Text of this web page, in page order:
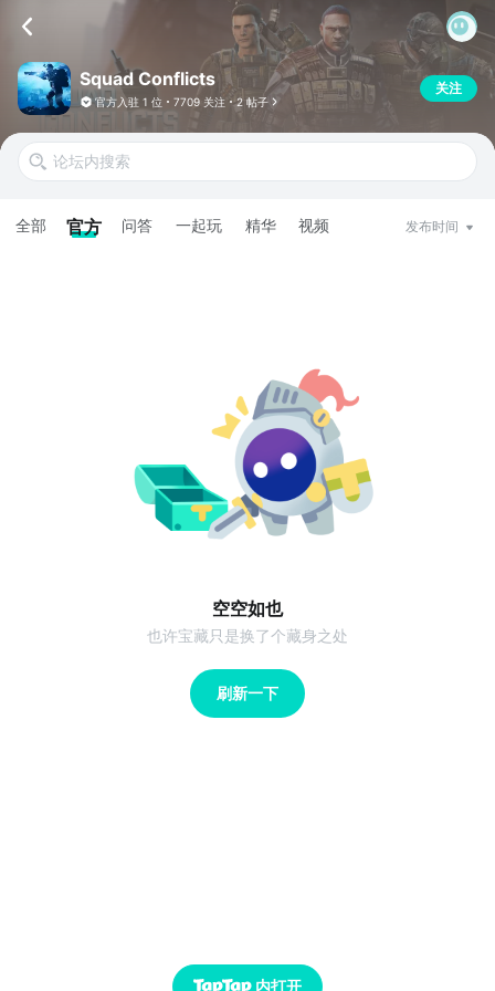
Squad Conflicts
官方入驻 1 位 7709 关注 2 帖子
关注
全部 官方 问答 一起玩 精华 视频 发布时间
空空如也
也许宝藏只是换了个藏身之处
刷新一下
内打开